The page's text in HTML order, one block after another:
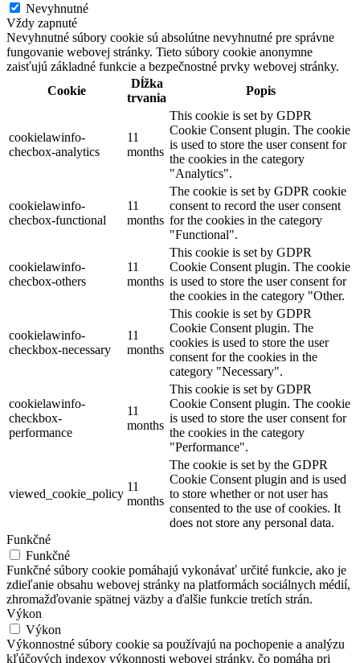
Nevyhnutné
Vždy zapnuté
Nevyhnutné súbory cookie sú absolútne nevyhnutné pre správne
fungovanie webovej stránky. Tieto súbory cookie anonymne
zaisťujú základné funkcie a bezpečnostné prvky webovej stránky.
Cookie
Dĺžka
trvania
Popis
cookielawinfo-
checbox-analytics
11
months
This cookie is set by GDPR
Cookie Consent plugin. The cookie
is used to store the user consent for
the cookies in the category
"Analytics".
cookielawinfo-
checbox-functional
11
months
The cookie is set by GDPR cookie
consent to record the user consent
for the cookies in the category
"Functional".
cookielawinfo-
checbox-others
11
months
This cookie is set by GDPR
Cookie Consent plugin. The cookie
is used to store the user consent for
the cookies in the category "Other.
cookielawinfo-
checkbox-necessary
11
months
This cookie is set by GDPR
Cookie Consent plugin. The
cookies is used to store the user
consent for the cookies in the
category "Necessary".
cookielawinfo-
checkbox-
performance
11
months
This cookie is set by GDPR
Cookie Consent plugin. The cookie
is used to store the user consent for
the cookies in the category
"Performance".
viewed_cookie_policy
11
months
The cookie is set by the GDPR
Cookie Consent plugin and is used
to store whether or not user has
consented to the use of cookies. It
does not store any personal data.
Funkčné
Funkčné
Funkčné súbory cookie pomáhajú vykonávať určité funkcie, ako je
zdieľanie obsahu webovej stránky na platformách sociálnych médií,
zhromažďovanie spätnej väzby a ďalšie funkcie tretích strán.
Výkon
Výkon
Výkonnostné súbory cookie sa používajú na pochopenie a analýzu
kľúčových indexov výkonnosti webovej stránky, čo pomáha pri